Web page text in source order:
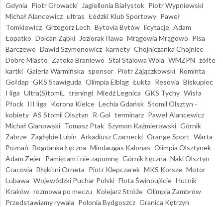
Gdynia Piotr Głowacki Jagiellonia Białystok Piotr Wypniewski
Michał Alancewicz ultras Łódzki Klub Sportowy Paweł
Tomkiewicz Grzegorz Lech Bytovia Bytów licytacje Adam
Łopatko Dolcan Ząbki Jeziorak Iława Mrągowia Mrągowo Pisa
Barczewo Dawid Szymonowicz karnety Chojniczanka Chojnice
Dobre Miasto Zatoka Braniewo Stal Stalowa Wola WMZPN żółte
kartki Galeria Warmińska sponsor Piotr Zajączkowski Rominta
Gołdap GKS Stawiguda Olimpia Elbląg Łukta Resovia Biskupiec
I liga Ultra(S)tomiL treningi Miedź Legnica GKS Tychy Wisła
Płock III liga Korona Kielce Lechia Gdańsk Stomil Olsztyn -
kobiety AS Stomil Olsztyn R-Gol terminarz Paweł Alancewicz
Michał Glanowski Tomasz Ptak Szymon Kaźmierowski Górnik
Zabrze Zagłębie Lubin Arkadiusz Czarnecki Orange Sport Warta
Poznań Bogdanka Łęczna Mindaugas Kalonas Olimpia Olsztynek
Adam Zejer Pamiętam i nie zapomnę Górnik Łęczna Naki Olsztyn
Cracovia Błękitni Orneta Piotr Klepczarek MKS Korsze Motor
Lubawa Wojewódzki Puchar Polski Flota Świnoujście Hutnik
Kraków rozmowa po meczu Kolejarz Stróże Olimpia Zambrów
Przedstawiamy rywala Polonia Bydgoszcz Granica Kętrzyn